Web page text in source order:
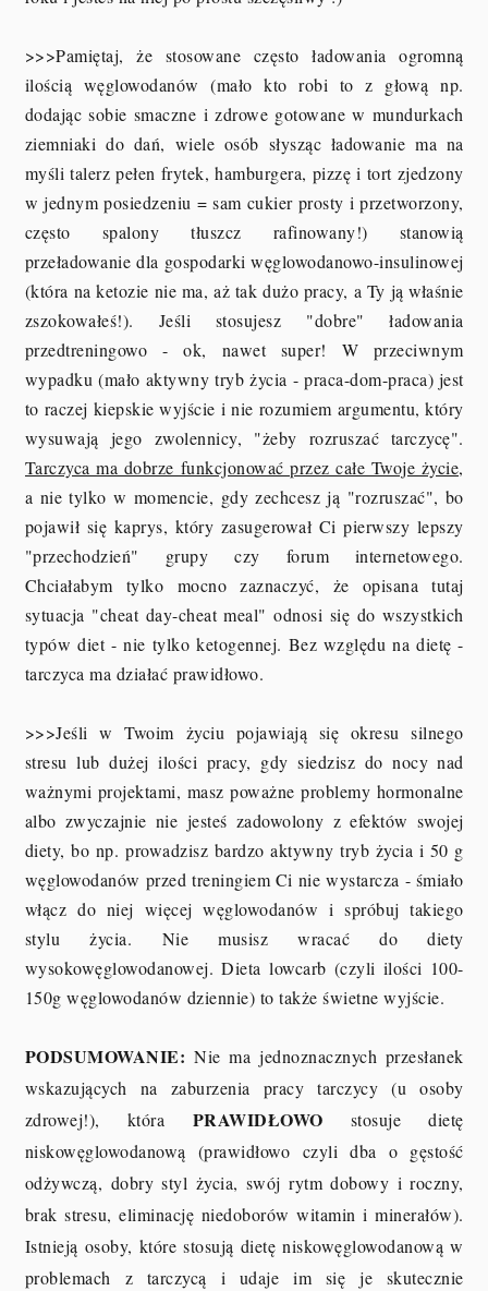
>>>Pamiętaj, że stosowane często ładowania ogromną
ilością węglowodanów (mało kto robi to z głową np.
dodając sobie smaczne i zdrowe gotowane w mundurkach
ziemniaki do dań, wiele osób słysząc ładowanie ma na
myśli talerz pełen frytek, hamburgera, pizzę i tort zjedzony
w jednym posiedzeniu = sam cukier prosty i przetworzony,
często spalony tłuszcz rafinowany!) stanowią
przeładowanie dla gospodarki węglowodanowo-insulinowej
(która na ketozie nie ma, aż tak dużo pracy, a Ty ją właśnie
zszokowałeś!). Jeśli stosujesz "dobre" ładowania
przedtreningowo - ok, nawet super! W przeciwnym
wypadku (mało aktywny tryb życia - praca-dom-praca) jest
to raczej kiepskie wyjście i nie rozumiem argumentu, który
wysuwają jego zwolennicy, "żeby rozruszać tarczycę".
Tarczyca ma dobrze funkcjonować przez całe Twoje życie,
a nie tylko w momencie, gdy zechcesz ją "rozruszać", bo
pojawił się kaprys, który zasugerował Ci pierwszy lepszy
"przechodzień" grupy czy forum internetowego.
Chciałabym tylko mocno zaznaczyć, że opisana tutaj
sytuacja "cheat day-cheat meal" odnosi się do wszystkich
typów diet - nie tylko ketogennej. Bez względu na dietę -
tarczyca ma działać prawidłowo.
>>>Jeśli w Twoim życiu pojawiają się okresu silnego
stresu lub dużej ilości pracy, gdy siedzisz do nocy nad
ważnymi projektami, masz poważne problemy hormonalne
albo zwyczajnie nie jesteś zadowolony z efektów swojej
diety, bo np. prowadzisz bardzo aktywny tryb życia i 50 g
węglowodanów przed treningiem Ci nie wystarcza - śmiało
włącz do niej więcej węglowodanów i spróbuj takiego
stylu życia. Nie musisz wracać do diety
wysokowęglowodanowej. Dieta lowcarb (czyli ilości 100-
150g węglowodanów dziennie) to także świetne wyjście.
PODSUMOWANIE: Nie ma jednoznacznych przesłanek
wskazujących na zaburzenia pracy tarczycy (u osoby
zdrowej!), która PRAWIDŁOWO stosuje dietę
niskowęglowodanową (prawidłowo czyli dba o gęstość
odżywczą, dobry styl życia, swój rytm dobowy i roczny,
brak stresu, eliminację niedoborów witamin i minerałów).
Istnieją osoby, które stosują dietę niskowęglowodanową w
problemach z tarczycą i udaje im się je skutecznie